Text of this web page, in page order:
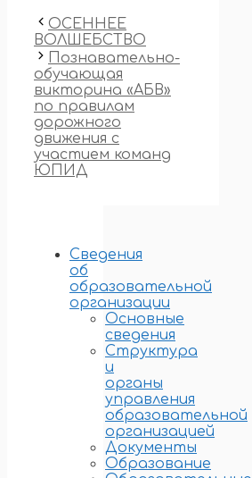
ОСЕННЕЕ
ВОЛШЕБСТВО
Познавательно-
обучающая
викторина «АБВ»
по правилам
дорожного
движения с
участием команд
ЮПИД
Сведения
об
образовательной
организации
Основные
сведения
Структура
и
органы
управления
образовательной
организацией
Документы
Образование